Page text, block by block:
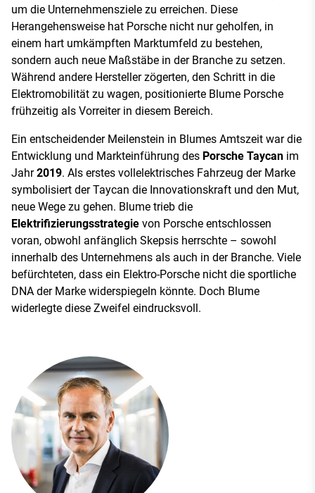
um die Unternehmensziele zu erreichen. Diese
Herangehensweise hat Porsche nicht nur geholfen, in
einem hart umkämpften Marktumfeld zu bestehen,
sondern auch neue Maßstäbe in der Branche zu setzen.
Während andere Hersteller zögerten, den Schritt in die
Elektromobilität zu wagen, positionierte Blume Porsche
frühzeitig als Vorreiter in diesem Bereich.
Ein entscheidender Meilenstein in Blumes Amtszeit war die
Entwicklung und Markteinführung des Porsche Taycan im
Jahr2019. Als erstes vollelektrisches Fahrzeug der Marke
symbolisiert der Taycan die Innovationskraft und den Mut,
neue Wege zu gehen. Blume trieb die
Elektrifizierungsstrategie von Porsche entschlossen
voran, obwohl anfänglich Skepsis herrschte – sowohl
innerhalb des Unternehmens als auch in der Branche. Viele
befürchteten, dass ein Elektro-Porsche nicht die sportliche
DNA der Marke widerspiegeln könnte. Doch Blume
widerlegte diese Zweifel eindrucksvoll.